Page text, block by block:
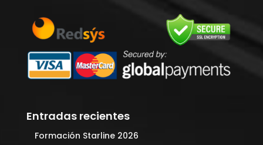
Entradas recientes
Formación Starline 2026